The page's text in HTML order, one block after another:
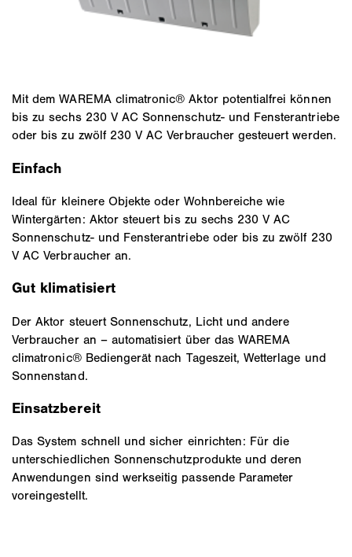
Mit dem WAREMA climatronic® Aktor potentialfrei können
bis zu sechs 230 V AC Sonnenschutz- und Fensterantriebe
oder bis zu zwölf 230 V AC Verbraucher gesteuert werden.
Einfach
Ideal für kleinere Objekte oder Wohnbereiche wie
Wintergärten: Aktor steuert bis zu sechs 230 V AC
Sonnenschutz- und Fensterantriebe oder bis zu zwölf 230
V AC Verbraucher an.
Gut klimatisiert
Der Aktor steuert Sonnenschutz, Licht und andere
Verbraucher an – automatisiert über das WAREMA
climatronic® Bediengerät nach Tageszeit, Wetterlage und
Sonnenstand.
Einsatzbereit
Das System schnell und sicher einrichten: Für die
unterschiedlichen Sonnenschutzprodukte und deren
Anwendungen sind werkseitig passende Parameter
voreingestellt.